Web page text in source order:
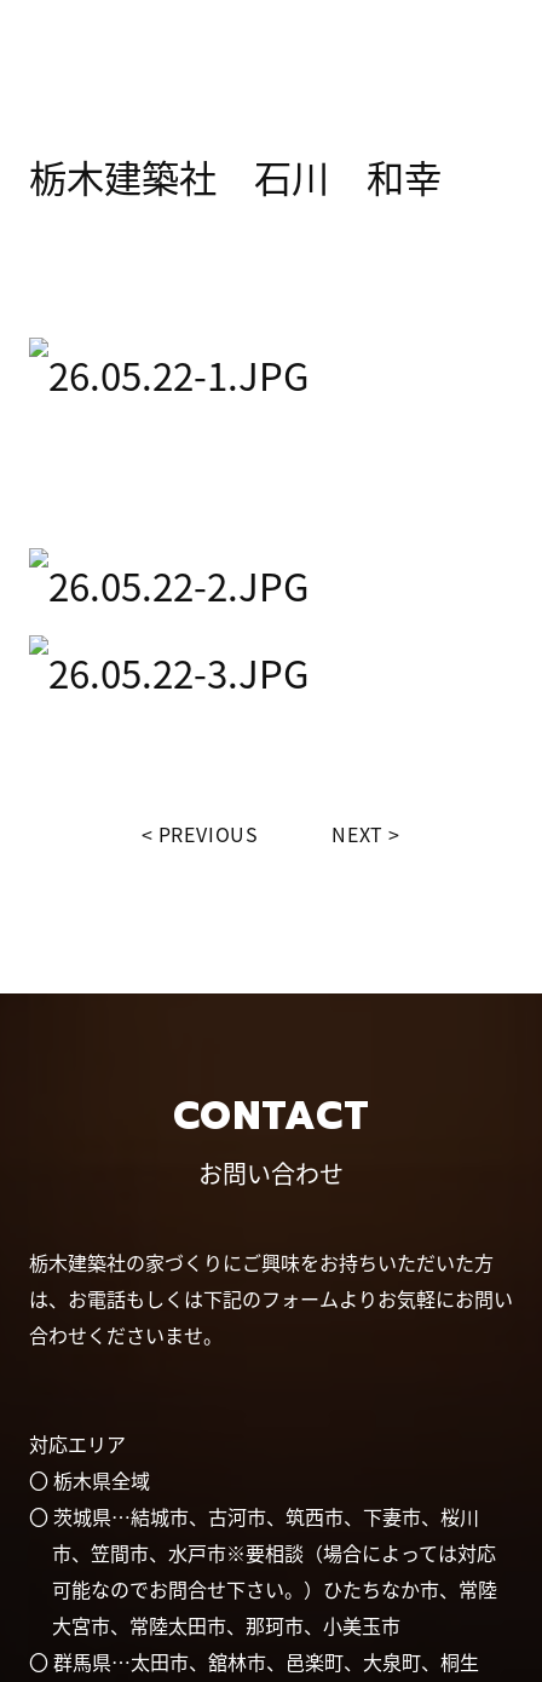
栃木建築社 石川 和幸
PREVIOUS NEXT
CONTACT
お問い合わせ
栃木建築社の家づくりにご興味をお持ちいただいた方
は、お電話もしくは下記のフォームよりお気軽にお問い
合わせくださいませ。
対応エリア
〇 栃木県全域
〇 茨城県…結城市、古河市、筑西市、下妻市、桜川
市、笠間市、水戸市※要相談（場合によっては対応
可能なのでお問合せ下さい。）ひたちなか市、常陸
大宮市、常陸太田市、那珂市、小美玉市
〇 群馬県…太田市、舘林市、邑楽町、大泉町、桐生